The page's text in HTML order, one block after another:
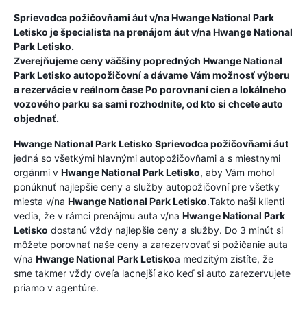
Sprievodca požičovňami áut v/naHwange National Park
Letisko je špecialista na prenájom áut v/naHwange National
Park Letisko.
Zverejňujeme ceny väčšiny popredných Hwange National
Park Letisko autopožičovní a dávame Vám možnosť výberu
a rezervácie v reálnom čase Po porovnaní cien a lokálneho
vozového parku sa sami rozhodnite, od kto si chcete auto
objednať.
Hwange National Park Letisko Sprievodca požičovňami áut
jedná so všetkými hlavnými autopožičovňami a s miestnymi
orgánmi v Hwange National Park Letisko, aby Vám mohol
ponúknuť najlepšie ceny a služby autopožičovní pre všetky
miesta v/na Hwange National Park Letisko.Takto naši klienti
vedia, že v rámci prenájmu auta v/na Hwange National Park
Letisko dostanú vždy najlepšie ceny a služby. Do 3 minút si
môžete porovnať naše ceny a zarezervovať si požičanie auta
v/na Hwange National Park Letiskoa medzitým zistíte, že
sme takmer vždy oveľa lacnejší ako keď si auto zarezervujete
priamo v agentúre.